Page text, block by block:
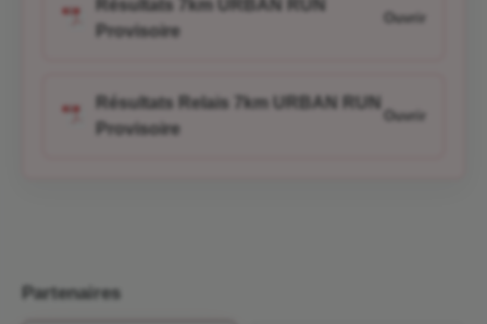
Résultats 7km URBAN RUN
Provisoire
Résultats Relais 7km URBAN RUN
Provisoire
Partenaires